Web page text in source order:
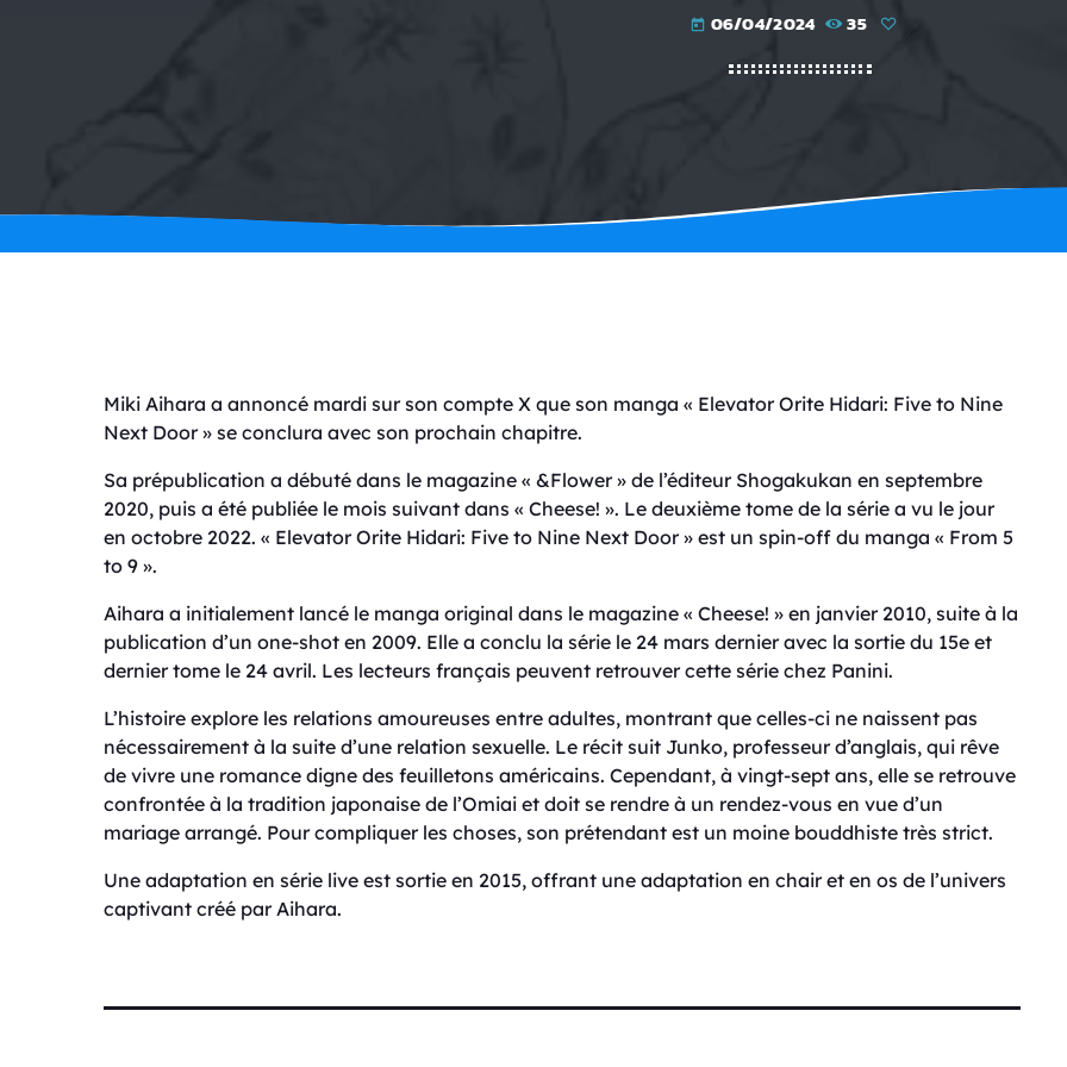
today 06/04/2024 35
Miki Aihara a annoncé mardi sur son compte X que son manga « Elevator Orite Hidari: Five to Nine
Next Door » se conclura avec son prochain chapitre.
Sa prépublication a débuté dans le magazine « &Flower » de l’éditeur Shogakukan en septembre
2020, puis a été publiée le mois suivant dans « Cheese! ». Le deuxième tome de la série a vu le jour
en octobre 2022. « Elevator Orite Hidari: Five to Nine Next Door » est un spin-off du manga « From 5
to 9 ».
Aihara a initialement lancé le manga original dans le magazine « Cheese! » en janvier 2010, suite à la
publication d’un one-shot en 2009. Elle a conclu la série le 24 mars dernier avec la sortie du 15e et
dernier tome le 24 avril. Les lecteurs français peuvent retrouver cette série chez Panini.
L’histoire explore les relations amoureuses entre adultes, montrant que celles-ci ne naissent pas
nécessairement à la suite d’une relation sexuelle. Le récit suit Junko, professeur d’anglais, qui rêve
de vivre une romance digne des feuilletons américains. Cependant, à vingt-sept ans, elle se retrouve
confrontée à la tradition japonaise de l’Omiai et doit se rendre à un rendez-vous en vue d’un
mariage arrangé. Pour compliquer les choses, son prétendant est un moine bouddhiste très strict.
Une adaptation en série live est sortie en 2015, offrant une adaptation en chair et en os de l’univers
captivant créé par Aihara.